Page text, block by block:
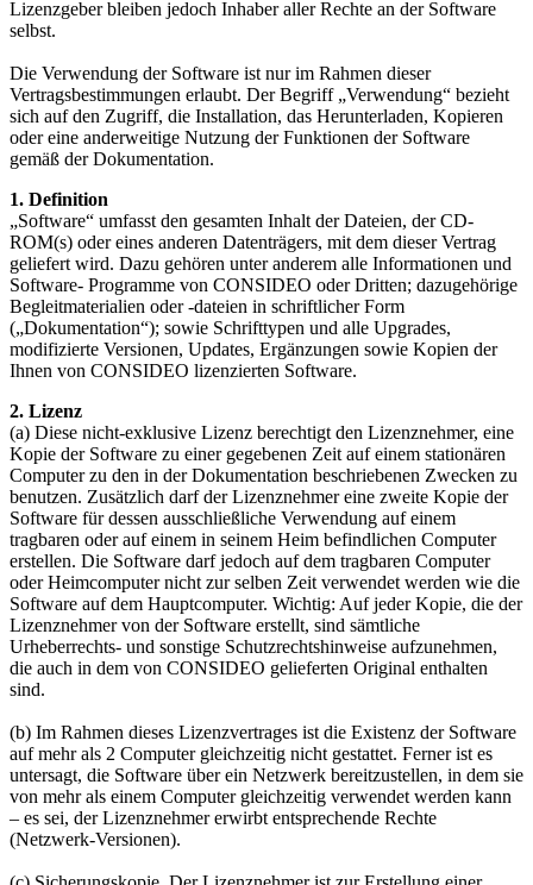
Lizenzgeber bleiben jedoch Inhaber aller Rechte an der Software
selbst.
Die Verwendung der Software ist nur im Rahmen dieser
Vertragsbestimmungen erlaubt. Der Begriff „Verwendung“ bezieht
sich auf den Zugriff, die Installation, das Herunterladen, Kopieren
oder eine anderweitige Nutzung der Funktionen der Software
gemäß der Dokumentation.
1. Definition
„Software“ umfasst den gesamten Inhalt der Dateien, der CD-
ROM(s) oder eines anderen Datenträgers, mit dem dieser Vertrag
geliefert wird. Dazu gehören unter anderem alle Informationen und
Software- Programme von CONSIDEO oder Dritten; dazugehörige
Begleitmaterialien oder -dateien in schriftlicher Form
(„Dokumentation“); sowie Schrifttypen und alle Upgrades,
modifizierte Versionen, Updates, Ergänzungen sowie Kopien der
Ihnen von CONSIDEO lizenzierten Software.
2. Lizenz
(a) Diese nicht-exklusive Lizenz berechtigt den Lizenznehmer, eine
Kopie der Software zu einer gegebenen Zeit auf einem stationären
Computer zu den in der Dokumentation beschriebenen Zwecken zu
benutzen. Zusätzlich darf der Lizenznehmer eine zweite Kopie der
Software für dessen ausschließliche Verwendung auf einem
tragbaren oder auf einem in seinem Heim befindlichen Computer
erstellen. Die Software darf jedoch auf dem tragbaren Computer
oder Heimcomputer nicht zur selben Zeit verwendet werden wie die
Software auf dem Hauptcomputer. Wichtig: Auf jeder Kopie, die der
Lizenznehmer von der Software erstellt, sind sämtliche
Urheberrechts- und sonstige Schutzrechtshinweise aufzunehmen,
die auch in dem von CONSIDEO gelieferten Original enthalten
sind.
(b) Im Rahmen dieses Lizenzvertrages ist die Existenz der Software
auf mehr als 2 Computer gleichzeitig nicht gestattet. Ferner ist es
untersagt, die Software über ein Netzwerk bereitzustellen, in dem sie
von mehr als einem Computer gleichzeitig verwendet werden kann
– es sei, der Lizenznehmer erwirbt entsprechende Rechte
(Netzwerk-Versionen).